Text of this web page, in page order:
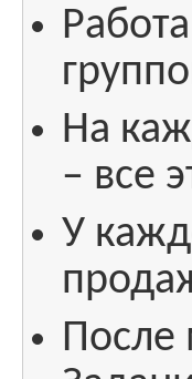
На
– все
У
После